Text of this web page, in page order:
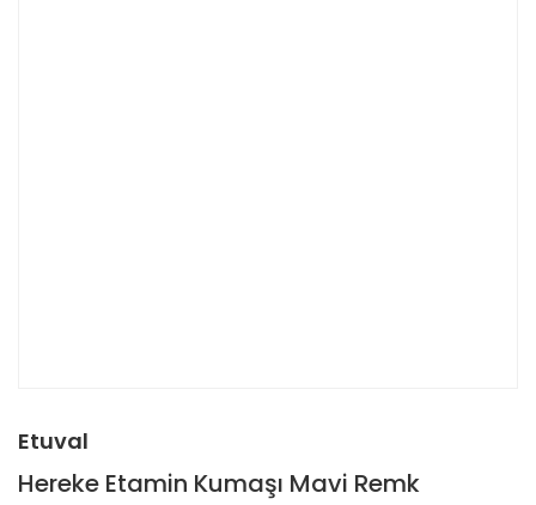
Etuval
Hereke Etamin Kumaşı Mavi Remk